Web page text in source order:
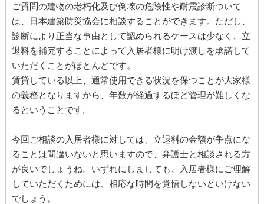
ご質問の建物の老朽化及び倒壊の危険性や耐震診断ついて
は、日本建築防災協会に相談することができます。ただし、
診断により正当な事由として認められるケースは少なく、立
退料を補完することによって入居者様に明け渡しを承諾して
いただくことがほとんどです。
賃貸している以上、通常使用できる状況を保つことが大家様
の義務となりますから、年数が経過するほど管理が難しくな
るということです。
今回ご相談の入居者様に対しては、立退料の金額が争点にな
ることは間違いないと思いますので、弁護士と相談される方
が良いでしょうね。いずれにしましても、入居者様にご理解
していただくためには、相応な時間を覚悟しないといけない
でしょう。